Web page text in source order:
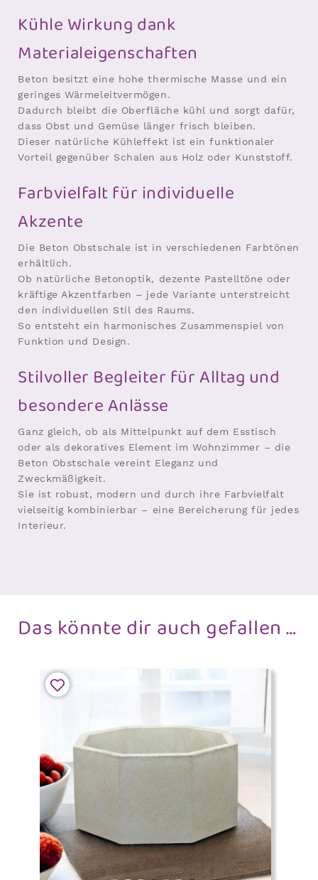
Kühle Wirkung dank
Materialeigenschaften
Beton besitzt eine hohe thermische Masse und ein
geringes Wärmeleitvermögen.
Dadurch bleibt die Oberfläche kühl und sorgt dafür,
dass Obst und Gemüse länger frisch bleiben.
Dieser natürliche Kühleffekt ist ein funktionaler
Vorteil gegenüber Schalen aus Holz oder Kunststoff.
Farbvielfalt für individuelle
Akzente
Die Beton Obstschale ist in verschiedenen Farbtönen
erhältlich.
Ob natürliche Betonoptik, dezente Pastelltöne oder
kräftige Akzentfarben – jede Variante unterstreicht
den individuellen Stil des Raums.
So entsteht ein harmonisches Zusammenspiel von
Funktion und Design.
Stilvoller Begleiter für Alltag und
besondere Anlässe
Ganz gleich, ob als Mittelpunkt auf dem Esstisch
oder als dekoratives Element im Wohnzimmer – die
Beton Obstschale vereint Eleganz und
Zweckmäßigkeit.
Sie ist robust, modern und durch ihre Farbvielfalt
vielseitig kombinierbar – eine Bereicherung für jedes
Interieur.
Das könnte dir auch gefallen …